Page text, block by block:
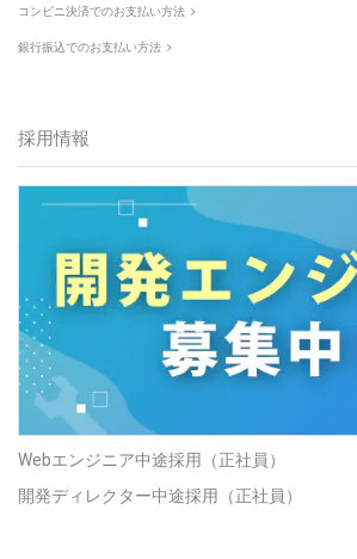
コンビニ決済でのお支払い方法
銀行振込でのお支払い方法
採用情報
Webエンジニア中途採用（正社員）
開発ディレクター中途採用（正社員）